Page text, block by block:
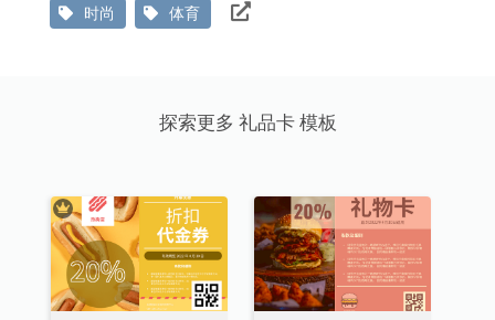
时尚
体育
探索更多 礼品卡 模板